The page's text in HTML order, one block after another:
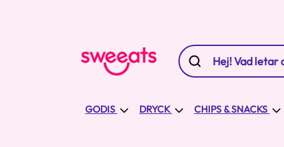
GODIS DRYCK CHIPS & SNACKS